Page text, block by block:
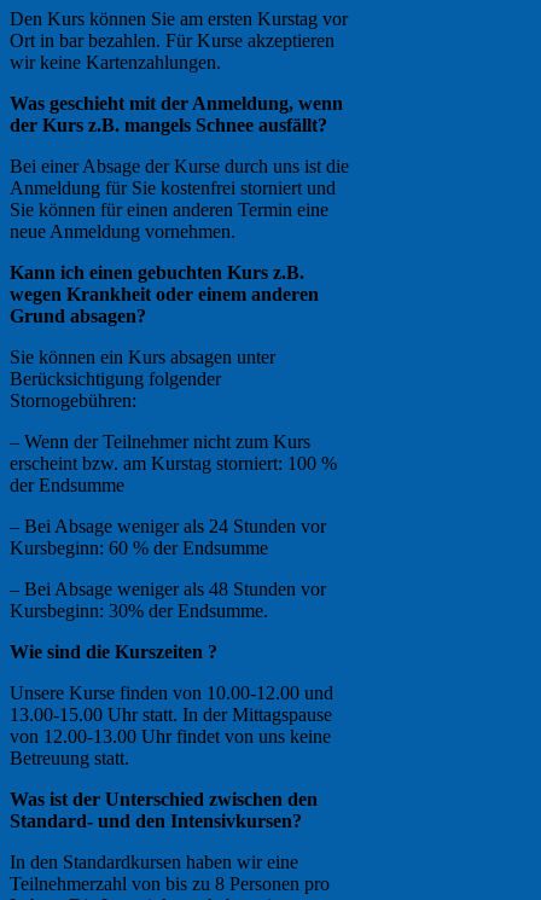
Den Kurs können Sie am ersten Kurstag vor
Ort in bar bezahlen. Für Kurse akzeptieren
wir keine Kartenzahlungen.
Was geschieht mit der Anmeldung, wenn
der Kurs z.B. mangels Schnee ausfällt?
Bei einer Absage der Kurse durch uns ist die
Anmeldung für Sie kostenfrei storniert und
Sie können für einen anderen Termin eine
neue Anmeldung vornehmen.
Kann ich einen gebuchten Kurs z.B.
wegen Krankheit oder einem anderen
Grund absagen?
Sie können ein Kurs absagen unter
Berücksichtigung folgender
Stornogebühren:
– Wenn der Teilnehmer nicht zum Kurs
erscheint bzw. am Kurstag storniert: 100 %
der Endsumme
– Bei Absage weniger als 24 Stunden vor
Kursbeginn: 60 % der Endsumme
– Bei Absage weniger als 48 Stunden vor
Kursbeginn: 30% der Endsumme.
Wie sind die Kurszeiten ?
Unsere Kurse finden von 10.00-12.00 und
13.00-15.00 Uhr statt. In der Mittagspause
von 12.00-13.00 Uhr findet von uns keine
Betreuung statt.
Was ist der Unterschied zwischen den
Standard- und den Intensivkursen?
In den Standardkursen haben wir eine
Teilnehmerzahl von bis zu 8 Personen pro